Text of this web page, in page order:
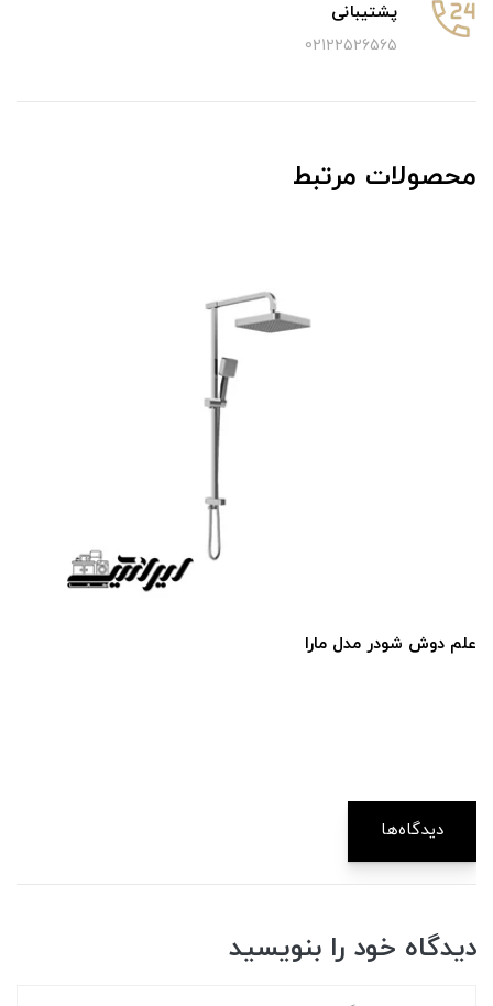
پشتیبانی
02122526565
محصولات مرتبط
علم دوش شودر مدل مارا
دیدگاه‌ها
دیدگاه خود را بنویسید